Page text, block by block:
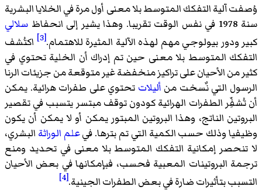
وُصفت آلية التفكك المتوسط بلا معنى أول مرة في الخلايا البشرية
سنة 1978 في نفس الوقت تقريبا. وهذا يشير إلى انحفاظ
سلالي
كبير ودور بيولوجي مهم لهذه الآلية المثيرة للاهتمام.[3]
اكتُشف
التفكك المتوسط بلا معنى حين تم إدراك أن الخلية تحتوي في
كثير من الأحيان على تراكيز منخفضة غير متوقعة من جزيئات الرنا
الرسول التي نٌسخت من أليلات تحتوي على طفرات هرائية. يمكن
أن تُشفِّر الطفرات الهرائية كودون توقف مبتسر يتسبب في تقصير
البروتين الناتج، وهذا البروتين المبتور يمكن أو لا يمكن أن يكون
وظيفيا وذلك حسب الكمية التي تم بترها. فيعلم الوراثة البشري،
لا تنحصر إمكانية التفكك المتوسط بلا معنى في تحديد ومنع
ترجمة البروتينات المعبية فحسب، فبإمكانها في بعض الأحيان
التسبب بتأثيرات ضارة في بعض الطفرات الجينية.[4]